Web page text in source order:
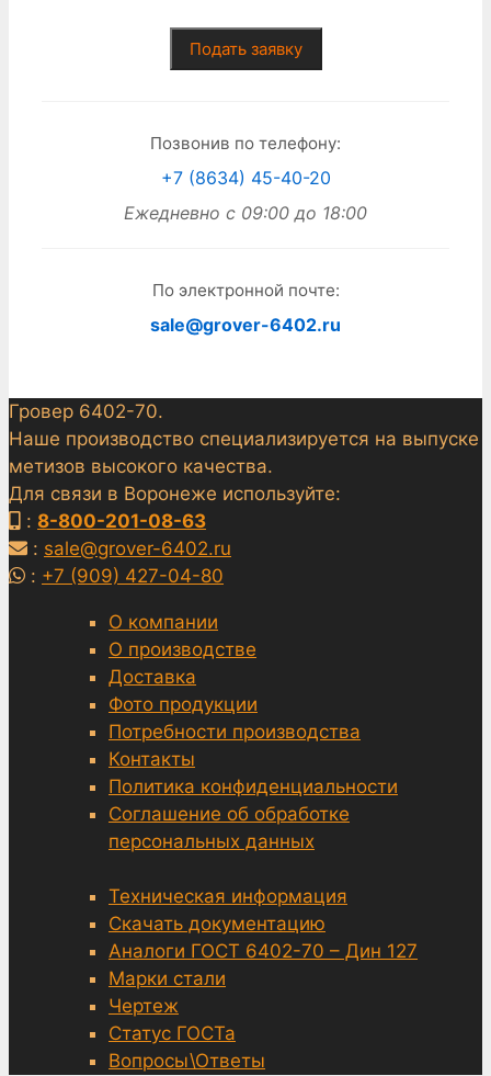
Подать заявку
Позвонив по телефону:
+7 (8634) 45-40-20
Ежедневно с 09:00 до 18:00
По электронной почте:
sale@grover-6402.ru
Гровер 6402-70.
Наше производство специализируется на выпуске
метизов высокого качества.
Для связи в Воронеже используйте:
: 8-800-201-08-63
: sale@grover-6402.ru
: +7 (909) 427-04-80
О компании
О производстве
Доставка
Фото продукции
Потребности производства
Контакты
Политика конфиденциальности
Соглашение об обработке
персональных данных
Техническая информация
Скачать документацию
Аналоги ГОСТ 6402-70 – Дин 127
Марки стали
Чертеж
Статус ГОСТа
Вопросы\Ответы